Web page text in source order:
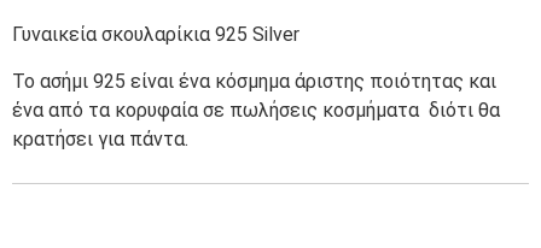
Γυναικεία σκουλαρίκια 925 Silver
Το ασήμι 925 είναι ένα κόσμημα άριστης ποιότητας και
ένα από τα κορυφαία σε πωλήσεις κοσμήματα διότι θα
κρατήσει για πάντα.